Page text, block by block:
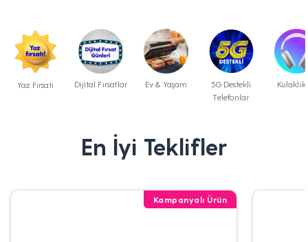
Yaz Fırsatı Dijital Fırsatlar Ev & Yaşam
5G Destekli
Telefonlar
En İyi Teklifler
Kampanyalı Ürün